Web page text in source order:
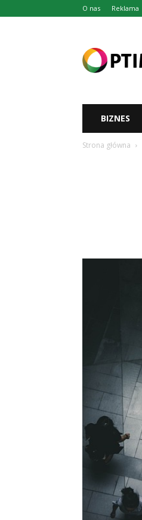
O nas Reklama
BIZNES
Strona główna